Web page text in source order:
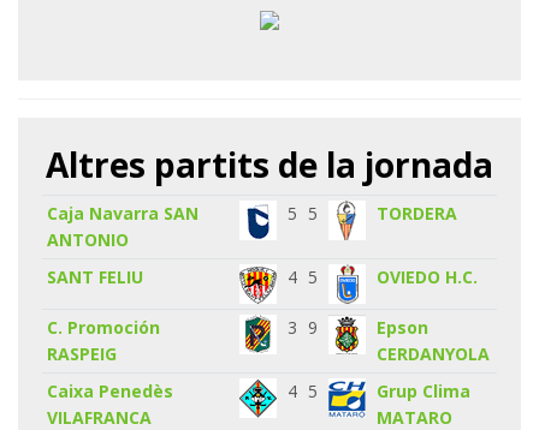
Altres partits de la jornada
Caja Navarra SAN
ANTONIO
5 5 TORDERA
SANT FELIU 4 5 OVIEDO H.C.
C. Promoción
RASPEIG
3 9
Epson
CERDANYOLA
Caixa Penedès
VILAFRANCA
4 5
Grup Clima
MATARO